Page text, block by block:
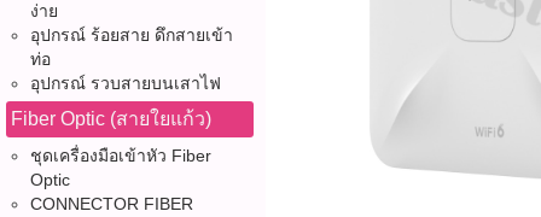
ง่าย
อุปกรณ์ ร้อยสาย ดึกสายเข้า
ท่อ
อุปกรณ์ รวบสายบนเสาไฟ
Fiber Optic (สายใยแก้ว)
ชุดเครื่องมือเข้าหัว Fiber
Optic
CONNECTOR FIBER